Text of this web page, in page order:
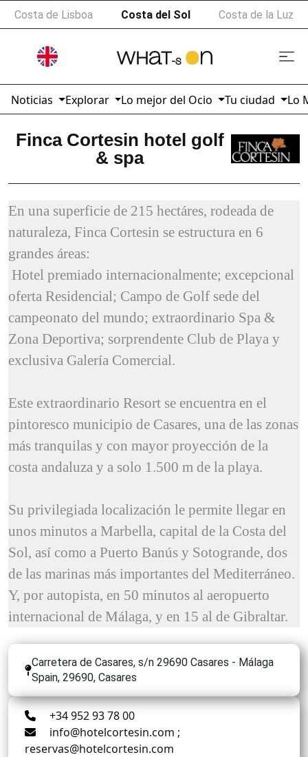
Costa de Lisboa Costa de la Luz
Costa del Sol
Noticias Explorar Lo mejor del Ocio Tu ciudad Lo
Finca Cortesin hotel golf
& spa
Carretera de Casares, s/n 29690 Casares - Málaga
Spain, 29690, Casares
+34 952 93 78 00
info@hotelcortesin.com ;
reservas@hotelcortesin.com
En una superficie de 215 hectáres, rodeada de
naturaleza, Finca Cortesin se estructura en 6
grandes áreas:
Hotel premiado internacionalmente; excepcional
oferta Residencial; Campo de Golf sede del
campeonato del mundo; extraordinario Spa &
Zona Deportiva; sorprendente Club de Playa y
exclusiva Galería Comercial.
Este extraordinario Resort se encuentra en el
pintoresco municipio de Casares, una de las zonas
más tranquilas y con mayor proyección de la
costa andaluza y a solo 1.500 m de la playa.
Su privilegiada localización le permite llegar en
unos minutos a Marbella, capital de la Costa del
Sol, así como a Puerto Banús y Sotogrande, dos
de las marinas más importantes del Mediterráneo.
Y, por autopista, en 50 minutos al aeropuerto
internacional de Málaga, y en 15 al de Gibraltar.